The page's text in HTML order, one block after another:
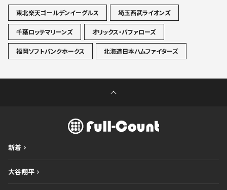
東北楽天ゴールデンイーグルス
埼玉西武ライオンズ
千葉ロッテマリーンズ オリックス・バファローズ
福岡ソフトバンクホークス 北海道日本ハムファイターズ
新着
大谷翔平